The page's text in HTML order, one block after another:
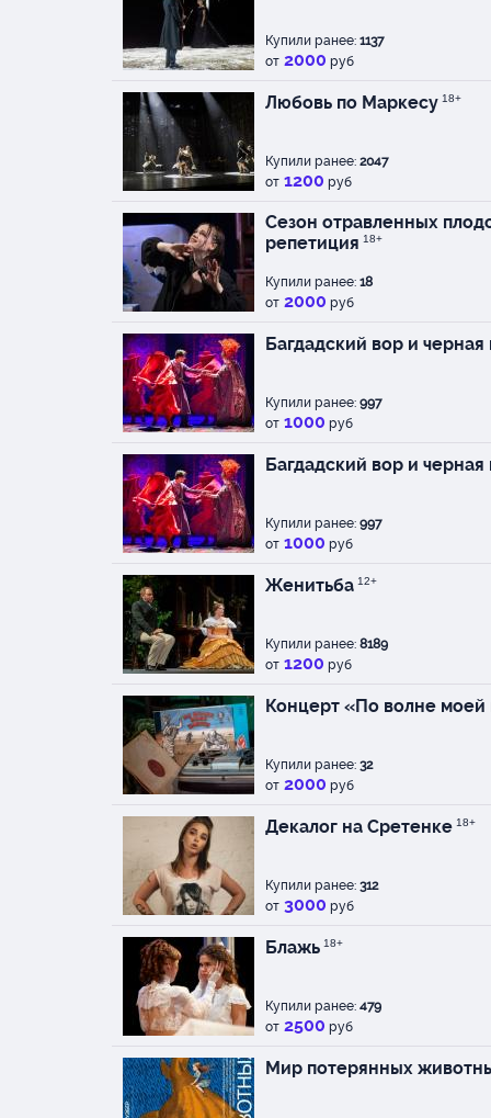
Купили ранее: 1137
от 2000 руб
Любовь по Маркесу 18+
Купили ранее: 2047
от 1200 руб
Сезон отравленных
репетиция 18+
Купили ранее: 18
от 2000 руб
Багдадский вор и черная
Купили ранее: 997
от 1000 руб
Багдадский вор и черная
Купили ранее: 997
от 1000 руб
Женитьба 12+
Купили ранее: 8189
от 1200 руб
Концерт «По волне моей
Купили ранее: 32
от 2000 руб
Декалог на Сретенке 18+
Купили ранее: 312
от 3000 руб
Блажь 18+
Купили ранее: 479
от 2500 руб
Мир потерянных